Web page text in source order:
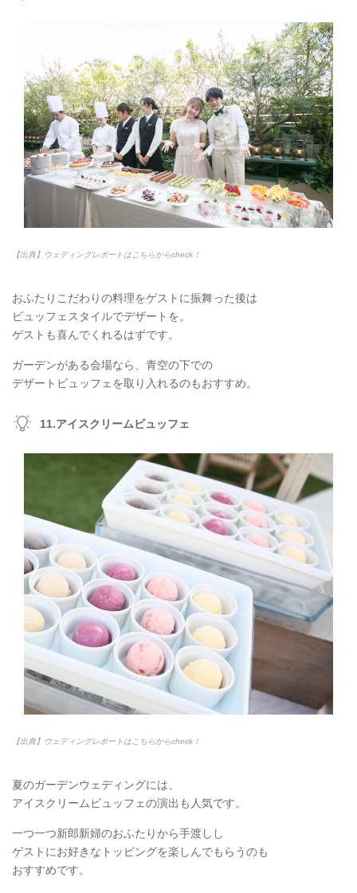
【出典】ウェディングレポートはこちらからcheck！
おふたりこだわりの料理をゲストに振舞った後は
ビュッフェスタイルでデザートを。
ゲストも喜んでくれるはずです。
ガーデンがある会場なら、青空の下での
デザートビュッフェを取り入れるのもおすすめ。
11.アイスクリームビュッフェ
【出典】ウェディングレポートはこちらからcheck！
夏のガーデンウェディングには、
アイスクリームビュッフェの演出も人気です。
一つ一つ新郎新婦のおふたりから手渡しし
ゲストにお好きなトッピングを楽しんでもらうのも
おすすめです。